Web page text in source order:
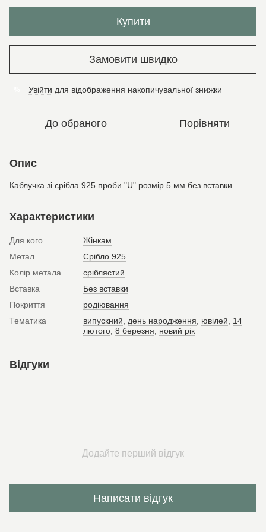
Купити
Замовити швидко
Увійти для відображення накопичувальної знижки
До обраного Порівняти
Опис
Каблучка зі срібла 925 проби "U" розмір 5 мм без вставки
Характеристики
Для кого
Жінкам
Метал
Срібло 925
Колір метала
сріблястий
Вставка
Без вставки
Покриття
родіювання
Тематика
випускний день народження ювілей
14
лютого 8 березня новий рік
Відгуки
Додайте перший відгук
Написати відгук